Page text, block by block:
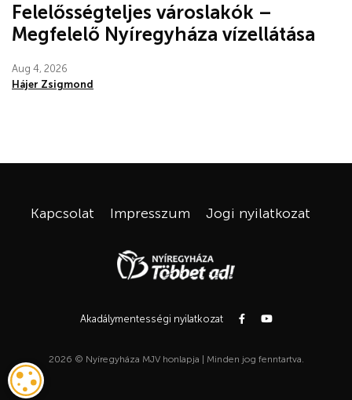
Felelősségteljes városlakók –
Megfelelő Nyíregyháza vízellátása
Aug 4, 2026
Hájer Zsigmond
Kapcsolat Impresszum Jogi nyilatkozat
Akadálymentességi nyilatkozat
2026 © Nyíregyháza MJV honlapja | Minden jog fenntartva.